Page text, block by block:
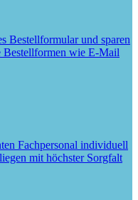
Bestellformular und sparen
Bestellformen wie E-Mail
Fachpersonal individuell
mit höchster Sorgfalt